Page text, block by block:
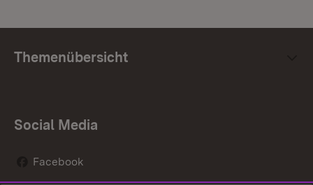
Themenübersicht
Social Media
Facebook